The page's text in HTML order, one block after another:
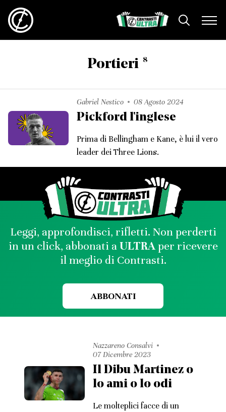
Portieri 8
Gabriel Nestico 08 Agosto 2024
Pickford l'inglese
Prima di Bellingham e Kane, è lui il vero
leader dei Three Lions.
Leggi, approfondisci, rifletti. Non perderti
in un click, abbonati aULTRAper ricevere
il meglio di Contrasti.
ABBONATI
Nazzareno Consalvi
07 Dicembre 2023
Il Dibu Martinez o
lo ami o lo odi
Le molteplici facce di un